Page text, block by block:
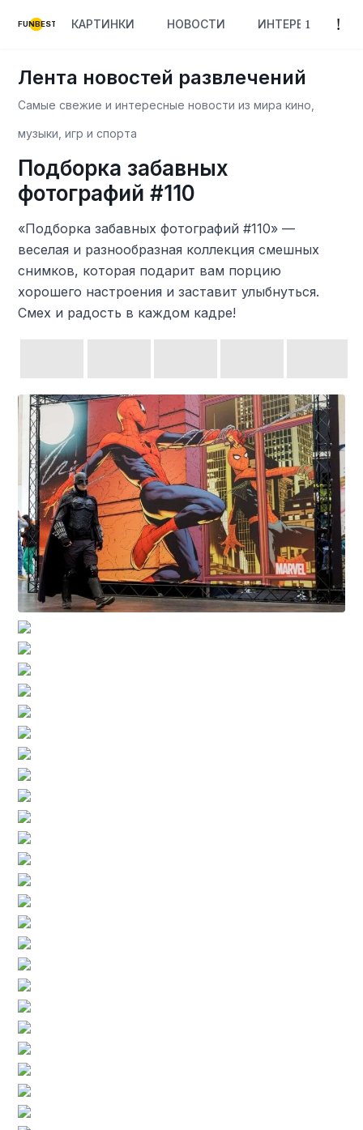
FUNBEST КАРТИНКИ НОВОСТИ ИНТЕРЕСНОЕ
Лента новостей развлечений
Самые свежие и интересные новости из мира кино,
музыки, игр и спорта
Подборка забавных
фотографий #110
«Подборка забавных фотографий #110» —
веселая и разнообразная коллекция смешных
снимков, которая подарит вам порцию
хорошего настроения и заставит улыбнуться.
Смех и радость в каждом кадре!